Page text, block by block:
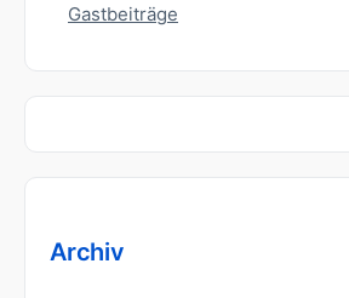
Gastbeiträge
Archiv